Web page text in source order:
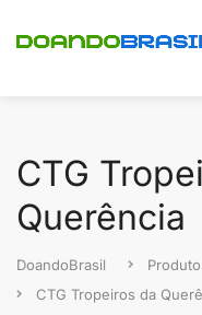
CTG
Querência
DoandoBrasil
CTG Tropeiros da